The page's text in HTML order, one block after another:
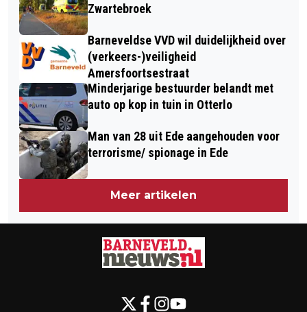
Zwartebroek
Barneveldse VVD wil duidelijkheid over
(verkeers-)veiligheid
Amersfoortsestraat
Minderjarige bestuurder belandt met
auto op kop in tuin in Otterlo
Man van 28 uit Ede aangehouden voor
terrorisme/ spionage in Ede
Meer artikelen